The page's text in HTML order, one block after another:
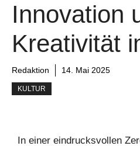
Innovation
Kreativität
Redaktion 14. Mai 2025
KULTUR
In einer eindrucksvollen